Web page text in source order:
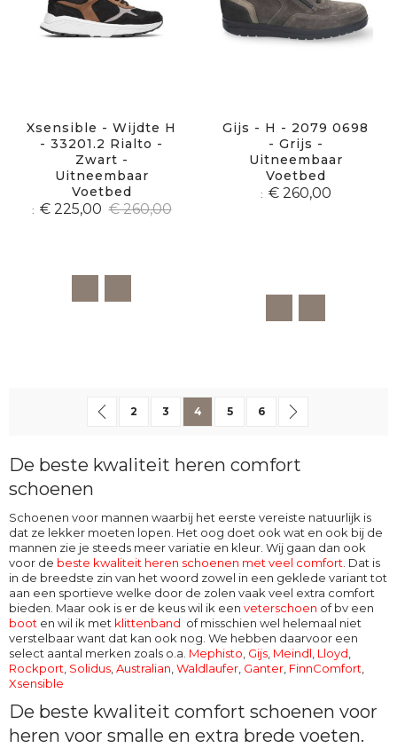
Xsensible - Wijdte H
- 33201.2 Rialto -
Zwart -
Uitneembaar
Voetbed
€ 225,00 € 260,00
Gijs - H - 2079 0698
- Grijs -
Uitneembaar
Voetbed
€ 260,00
Pagina
Pagina
Vorige
Pagina
2 Pagina
3 U lees momenteel pagina
4 Pagina
5 Pagina
6
De beste kwaliteit heren comfort
schoenen
Schoenen voor mannen waarbij het eerste vereiste natuurlijk is
dat ze lekker moeten lopen. Het oog doet ook wat en ook bij de
mannen zie je steeds meer variatie en kleur. Wij gaan dan ook
voor de beste kwaliteit heren schoenen met veel comfort. Dat is
in de breedste zin van het woord zowel in een geklede variant tot
aan een sportieve welke door de zolen vaak veel extra comfort
bieden. Maar ook is er de keus wil ik een veterschoen of bv een
boot en wil ik met klittenband of misschien wel helemaal niet
verstelbaar want dat kan ook nog. We hebben daarvoor een
select aantal merken zoals o.a. Mephisto, Gijs, Meindl, Lloyd,
Rockport, Solidus,Australian,Waldlaufer, Ganter, FinnComfort,
Xsensible
De beste kwaliteit comfort schoenen voor
heren voor smalle en extra brede voeten.